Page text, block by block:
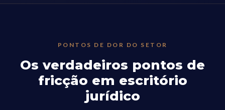
PONTOS DE DOR DO SETOR
Os verdadeiros pontos de
fricção em escritório
jurídico